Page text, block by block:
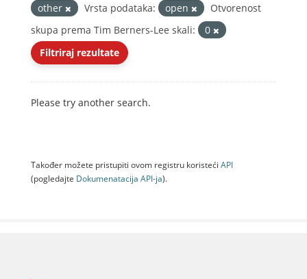
other
Vrsta podataka: open
Otvorenost
skupa prema Tim Berners-Lee skali:
0
Filtriraj rezultate
Please try another search.
Također možete pristupiti ovom registru koristeći API
(pogledajte Dokumenаtаcijа API-jа).